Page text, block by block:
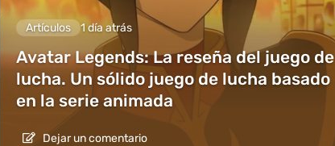
Artículos 1 día atrás
Avatar Legends: La reseña del juego de
lucha. Un sólido juego de lucha basado
en la serie animada
Dejar un comentario